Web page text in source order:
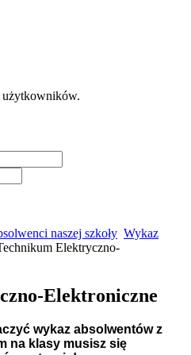
użytkowników.
naszej szkoły Wykaz
Elektryczno-
Elektroniczne
wykaz absolwentów z
na klasy musisz się